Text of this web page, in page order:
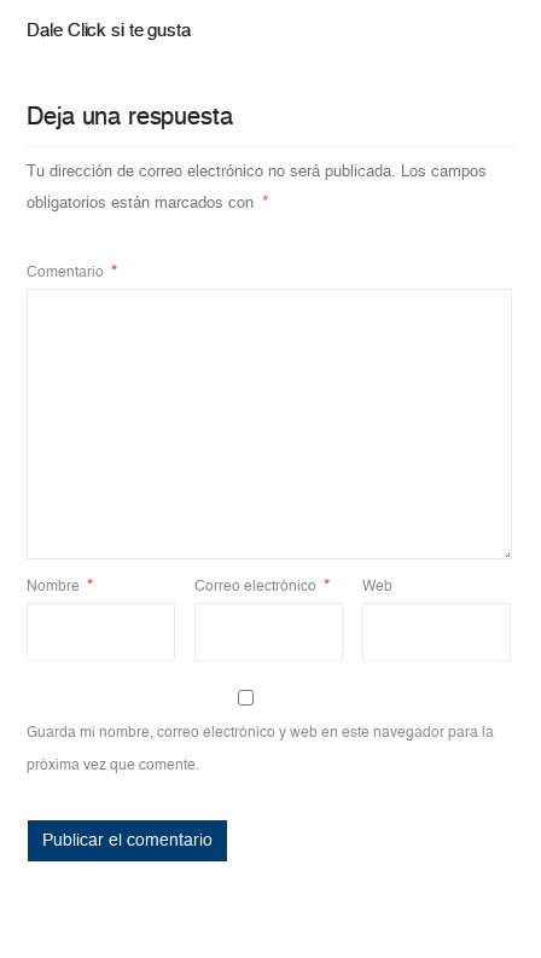
Dale Click si te gusta
Deja una respuesta
Tu dirección de correo electrónico no será publicada. Los campos
obligatorios están marcados con *
Comentario *
Nombre * Correo electrónico * Web
Guarda mi nombre, correo electrónico y web en este navegador para la
próxima vez que comente.